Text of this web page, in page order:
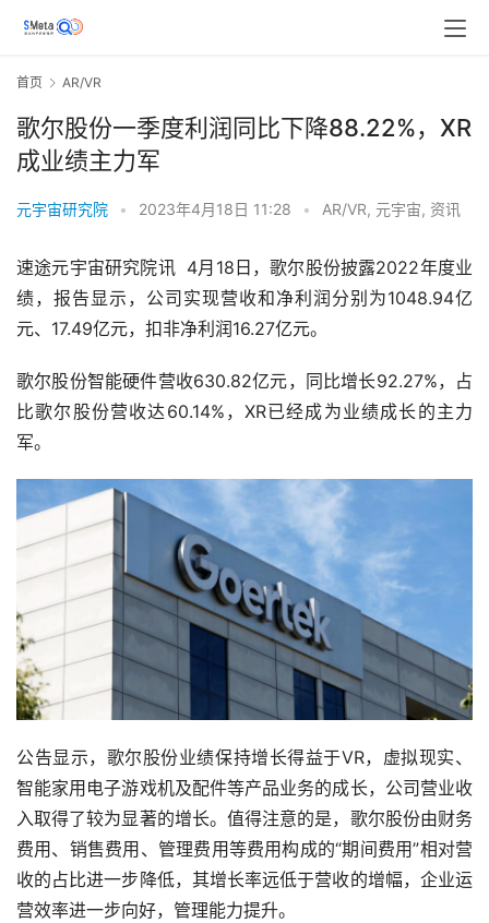
首页 AR/VR
歌尔股份一季度利润同比下降88.22%，XR
成业绩主力军
元宇宙研究院 • 2023年4月18日 11:28 • AR/VR, 元宇宙, 资讯
速途元宇宙研究院讯  4月18日，歌尔股份披露2022年度业
绩，报告显示，公司实现营收和净利润分别为1048.94亿
元、17.49亿元，扣非净利润16.27亿元。
歌尔股份智能硬件营收630.82亿元，同比增长92.27%，占
比歌尔股份营收达60.14%，XR已经成为业绩成长的主力
军。
公告显示，歌尔股份业绩保持增长得益于VR，虚拟现实、
智能家用电子游戏机及配件等产品业务的成长，公司营业收
入取得了较为显著的增长。值得注意的是，歌尔股份由财务
费用、销售费用、管理费用等费用构成的“期间费用”相对营
收的占比进一步降低，其增长率远低于营收的增幅，企业运
营效率进一步向好，管理能力提升。